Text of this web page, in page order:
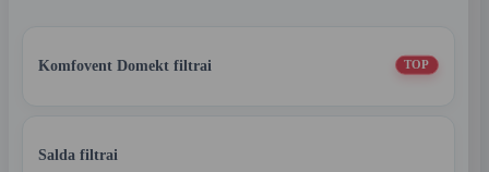
Komfovent Domekt filtrai TOP
Salda filtrai